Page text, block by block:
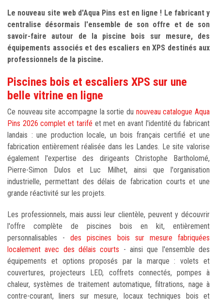
Le nouveau site web d'Aqua Pins est en ligne ! Le fabricant y
centralise désormais l'ensemble de son offre et de son
savoir-faire autour de la piscine bois sur mesure, des
équipements associés et des escaliers en XPS destinés aux
professionnels de la piscine.
Piscines bois et escaliers XPS sur une
belle vitrine en ligne
Ce nouveau site accompagne la sortie du nouveau catalogue Aqua
Pins 2026 complet et tarifé et met en avant l'identité du fabricant
landais : une production locale, un bois français certifié et une
fabrication entièrement réalisée dans les Landes. Le site valorise
également l'expertise des dirigeants Christophe Bartholomé,
Pierre-Simon Dulos et Luc Milhet, ainsi que l'organisation
industrielle, permettant des délais de fabrication courts et une
grande réactivité sur les projets.
Les professionnels, mais aussi leur clientèle, peuvent y découvrir
l'offre complète de piscines bois en kit, entièrement
personnalisables -des piscines bois sur mesure fabriquées
localement avec des délais courts - ainsi que l'ensemble des
équipements et options proposés par la marque : volets et
couvertures, projecteurs LED, coffrets connectés, pompes à
chaleur, systèmes de traitement automatique, filtrations, nage à
contre-courant, liners sur mesure, locaux techniques bois et